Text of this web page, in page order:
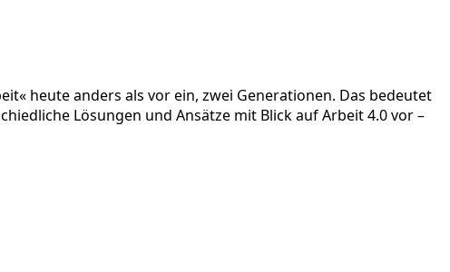
heute anders als vor ein, zwei Generationen. Das bedeutet
Lösungen und Ansätze mit Blick auf Arbeit 4.0 vor –